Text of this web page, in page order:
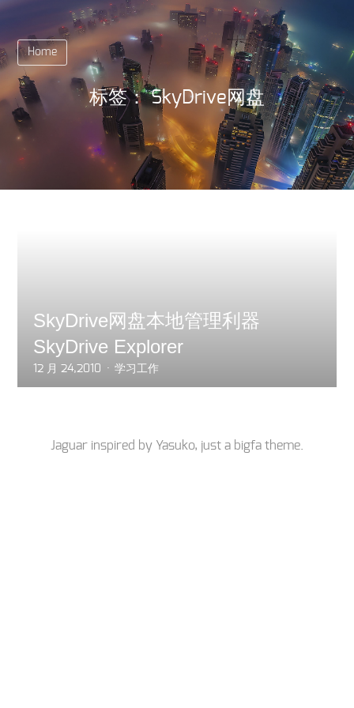
Home
标签：SkyDrive网盘
SkyDrive网盘本地管理利器
SkyDrive Explorer
12 月 24,2010 学习工作
Jaguar inspired by Yasuko, just a bigfa theme.